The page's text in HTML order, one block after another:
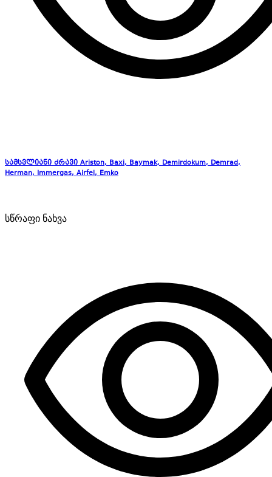
სამსვლიანი ძრავი Ariston, Baxi, Baymak, Demirdokum, Demrad,
Herman, Immergas, Airfel, Emko
სწრაფი ნახვა